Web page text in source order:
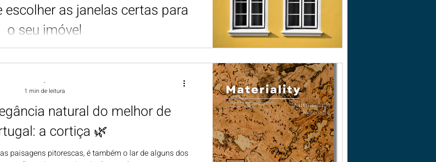
as janelas certas para
o seu imóvel
em qualquer projeto de arquitetura. Não só
do imóvel, como também desempenham
natural do melhor de
a cortiça 🌿
paisagens pitorescas, é também o lar de alguns dos
-
1 min de leitura